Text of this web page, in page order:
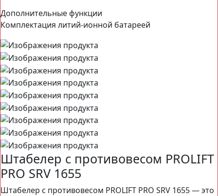
Дополнительные функции
Комплектация литий-ионной батареей
Штабелер с противовесом PROLIFT
PRO SRV 1655
Штабелер с противовесом PROLIFT PRO SRV 1655 — это